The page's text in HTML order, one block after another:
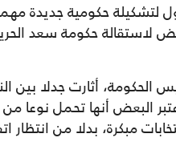
لتشكيلة حكومية جديدة
لاستقالة حكومة سعد
الحكومة، أثارت جدلا بين
البعض أنها تحمل نوعا
مبكرة، بدلا من انتظار